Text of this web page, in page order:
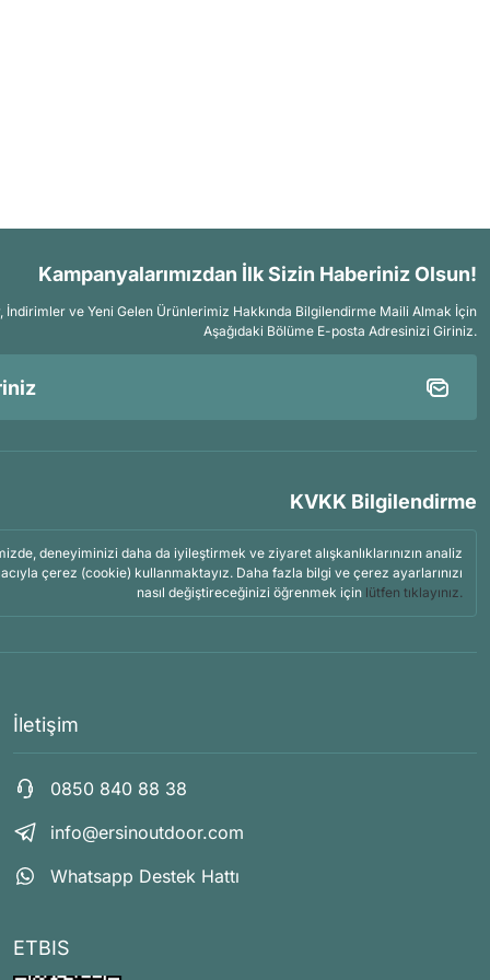
Kampanyalarımızdan İlk Sizin Haberiniz Olsun!
İndirimler ve Yeni Gelen Ürünlerimiz Hakkında Bilgilendirme Maili Almak İçin
Aşağıdaki Bölüme E-posta Adresinizi Giriniz.
KVKK Bilgilendirme
deneyiminizi daha da iyileştirmek ve ziyaret alışkanlıklarınızın analiz
çerez (cookie) kullanmaktayız. Daha fazla bilgi ve çerez ayarlarınızı
nasıl değiştireceğinizi öğrenmek için lütfen tıklayınız.
İletişim
0850 840 88 38
info@ersinoutdoor.com
Whatsapp Destek Hattı
ETBIS